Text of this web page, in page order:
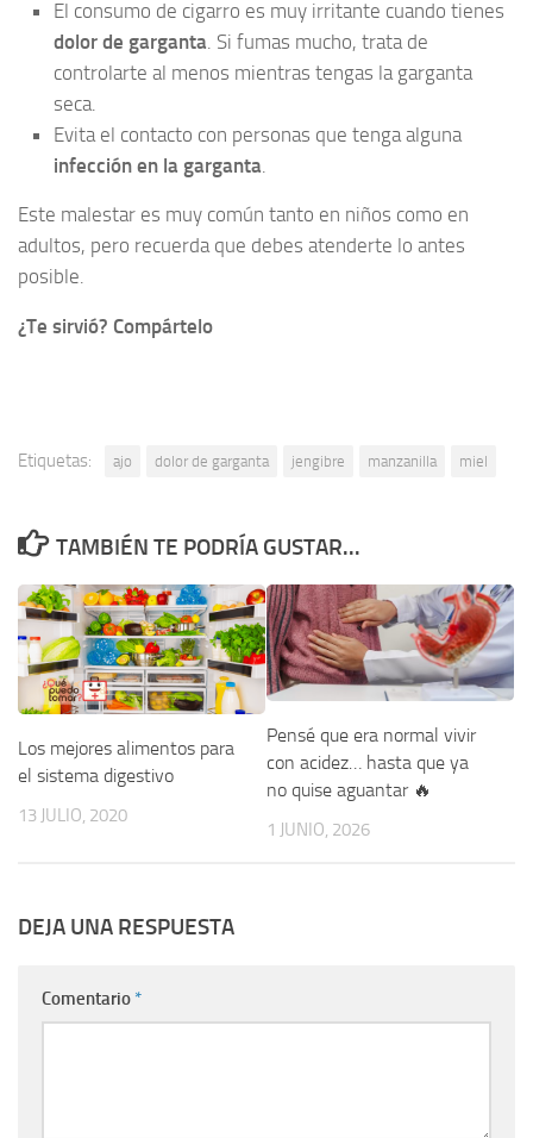
El consumo de cigarro es muy irritante cuando tienes
dolor de garganta . Si fumas mucho, trata de
controlarte al menos mientras tengas la garganta
seca.
Evita el contacto con personas que tenga alguna
infección en la garganta
Este malestar es muy común tanto en niños como en
adultos, pero recuerda que debes atenderte lo antes
posible.
¿Te sirvió? Compártelo
Etiquetas: ajo dolor de garganta jengibre manzanilla miel
TAMBIÉN TE PODRÍA GUSTAR...
Los mejores alimentos para
el sistema digestivo
13 JULIO, 2020
Pensé que era normal vivir
con acidez… hasta que ya
no quise aguantar 🔥
1 JUNIO, 2026
DEJA UNA RESPUESTA
Comentario *